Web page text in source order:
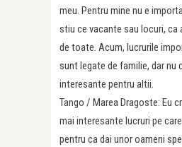
meu. Pentru mine nu e
stiu ce vacante sau locuri,
de toate. Acum, lucrurile
sunt legate de familie, dar nu
interesante pentru altii.
Tango / Marea Dragoste: Eu
mai interesante lucruri pe
pentru ca dai unor oameni